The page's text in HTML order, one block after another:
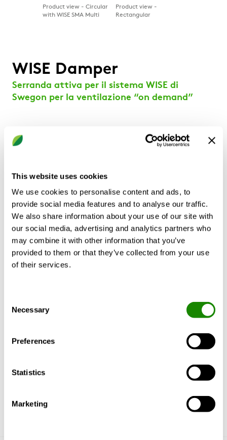
This website uses cookies
We use cookies to personalise content and ads, to
provide social media features and to analyse our traffic.
We also share information about your use of our site with
our social media, advertising and analytics partners who
may combine it with other information that you’ve
provided to them or that they’ve collected from your use
of their services.
Selection
Necessary
Preferences
Statistics
Marketing
Product view - Circular
with WISE SMA Multi
Product view -
Rectangular
WISE Damper
Serranda attiva per il sistema WISE di
Swegon per la ventilazione “on demand”
oppure regolazione a pressione costante
Varianti:
Collegamenti circolari: Ø100-630 mm
Collegamenti rettangolari: 200 x 200-1400 x 700
mm
Disponibile con attuatore con ritorno a molla
Disponibile con Sensor Module Advanced Multi
(WISE SMA Multi)
Descrizione prodotto